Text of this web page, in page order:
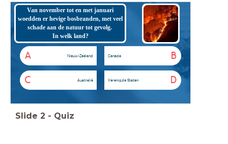
Van november tot en met januari
woedden er hevige bosbranden, met veel
schade aan de natuur tot gevolg.
In welk land?
A Nieuw-Zeeland B
Canada
C Australië D
Verenigde Staten
Slide 2 - Quiz